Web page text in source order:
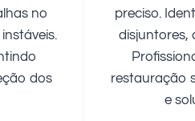
no
dos
preciso.
disjuntores,
restauração
e